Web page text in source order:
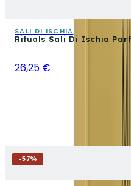
SALI DI ISCHIA
Rituals Sali Di Ischia
26,25 €
-57%